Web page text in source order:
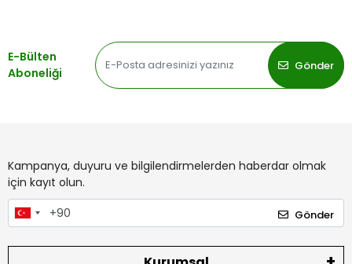
E-Bülten
Aboneliği
Gönder
Kampanya, duyuru ve bilgilendirmelerden haberdar olmak
için kayıt olun.
Gönder